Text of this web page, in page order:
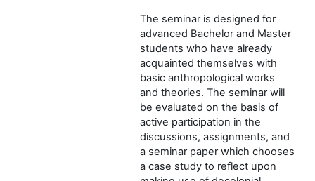
The seminar is designed for
advanced Bachelor and Master
students who have already
acquainted themselves with
basic anthropological works
and theories. The seminar will
be evaluated on the basis of
active participation in the
discussions, assignments, and
a seminar paper which chooses
a case study to reflect upon